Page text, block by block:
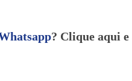
? Clique aqui